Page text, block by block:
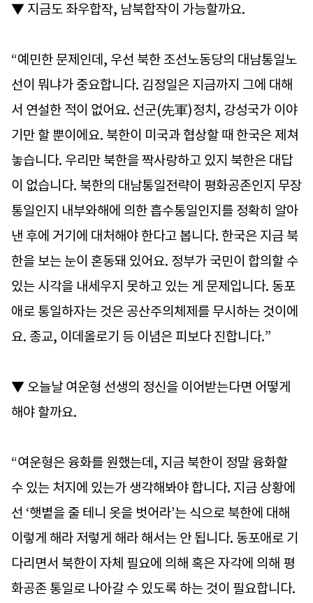
▼ 지금도 좌우합작, 남북합작이 가능할까요.
“예민한 문제인데, 우선 북한 조선노동당의 대남통일노
선이 뭐냐가 중요합니다. 김정일은 지금까지 그에 대해
서 연설한 적이 없어요. 선군(先軍)정치, 강성국가 이야
기만 할 뿐이에요. 북한이 미국과 협상할 때 한국은 제쳐
놓습니다. 우리만 북한을 짝사랑하고 있지 북한은 대답
이 없습니다. 북한의 대남통일전략이 평화공존인지 무장
통일인지 내부와해에 의한 흡수통일인지를 정확히 알아
낸 후에 거기에 대처해야 한다고 봅니다. 한국은 지금 북
한을 보는 눈이 혼동돼 있어요. 정부가 국민이 합의할 수
있는 시각을 내세우지 못하고 있는 게 문제입니다. 동포
애로 통일하자는 것은 공산주의체제를 무시하는 것이에
요. 종교, 이데올로기 등 이념은 피보다 진합니다.”
▼ 오늘날 여운형 선생의 정신을 이어받는다면 어떻게
해야 할까요.
“여운형은 융화를 원했는데, 지금 북한이 정말 융화할
수 있는 처지에 있는가 생각해봐야 합니다. 지금 상황에
선 ‘햇볕을 줄 테니 옷을 벗어라’는 식으로 북한에 대해
이렇게 해라 저렇게 해라 해서는 안 됩니다. 동포애로 기
다리면서 북한이 자체 필요에 의해 혹은 자각에 의해 평
화공존 통일로 나아갈 수 있도록 하는 것이 필요합니다.